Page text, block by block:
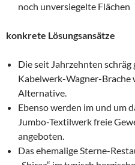
noch unversiegelte Flächen
konkrete Lösungsansätze
Die seit Jahrzehnten
Kabelwerk-Wagner-Brache
Alternative.
Ebenso werden im und um
Jumbo-Textilwerk freie
angeboten.
Das ehemalige Sterne-